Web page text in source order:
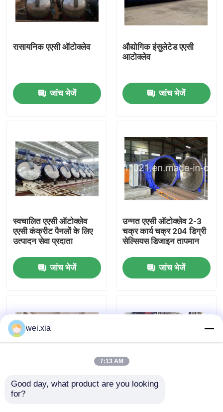
उत्पाद
वीडियो
हमारे बारे में
कारखाने का दौरा
गुणवत्ता नियंत्रण
हमसे संपर्क करें
समाचार
रासायनिक एएसी ऑटोक्लेव
जांच भेजें
औद्योगिक इंसुलेटेड एएसी
आटोक्लेव
जांच भेजें
स्वचालित एएसी ऑटोक्लेव
एएसी कंक्रीट पैनलों के लिए
उत्पादन सेवा प्रदाता
जांच भेजें
उन्नत एएसी ऑटोक्लेव 2-3
चक्र कार्य चक्र 204 डिग्री
सेल्सियस डिजाइन तापमान
जांच भेजें
बाह्य आयाम
wei.xia
7:13 AM
Good day, what product are you looking
for?